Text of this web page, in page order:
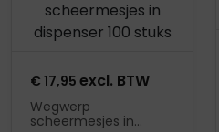
€ 17,95 excl. BTW
Wegwerp
scheermesjes in